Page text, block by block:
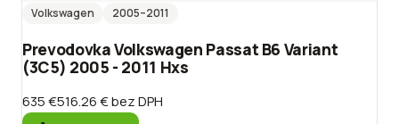
Volkswagen
2005–2011
Prevodovka Volkswagen Passat B6 Variant
(3C5) 2005 - 2011 Hxs
635 €516.26 €bez DPH